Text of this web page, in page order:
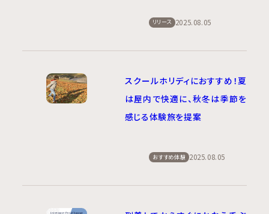
リリース 2025.08.05
スクールホリディにおすすめ！夏
は屋内で快適に、秋冬は季節を
感じる体験旅を提案
おすすめ体験 2025.08.05